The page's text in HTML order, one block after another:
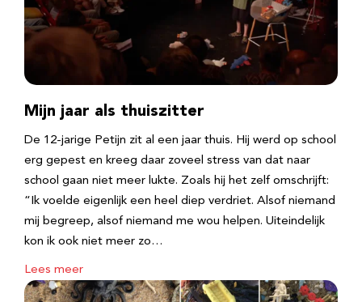
Mijn jaar als thuiszitter
De 12-jarige Petijn zit al een jaar thuis. Hij werd op school
erg gepest en kreeg daar zoveel stress van dat naar
school gaan niet meer lukte. Zoals hij het zelf omschrijft:
“Ik voelde eigenlijk een heel diep verdriet. Alsof niemand
mij begreep, alsof niemand me wou helpen. Uiteindelijk
kon ik ook niet meer zo…
Lees meer